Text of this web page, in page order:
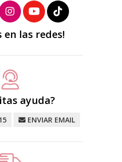
en las redes!
ayuda?
ENVIAR EMAIL